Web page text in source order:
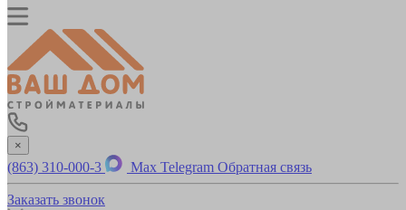
×
(863) 310-000-3 Max Telegram Обратная связь
Заказать звонок